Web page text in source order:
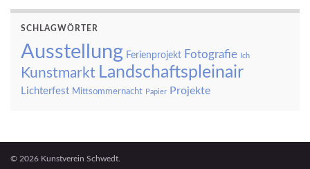
SCHLAGWÖRTER
Ausstellung Ferienprojekt Fotografie Ich
Kunstmarkt Landschaftspleinair
Lichterfest Mittsommernacht Papier Projekte
© 2026 Kunstverein Schwedt.